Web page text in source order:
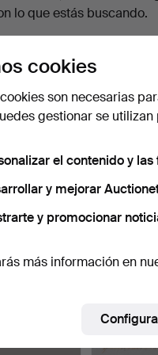
lo que estás buscando.
tan pronto como
archivo
cookies
son necesarias
gestionar se utilizan
el contenido y
y mejorar
y promocionar
más información en